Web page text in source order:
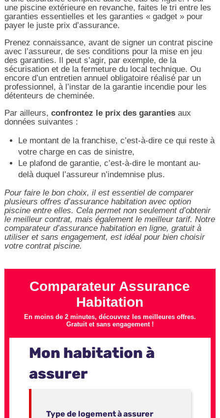
une piscine extérieure en revanche, faites le tri entre les
garanties essentielles et les garanties « gadget » pour
payer le juste prix d’assurance.
Prenez connaissance, avant de signer un contrat piscine
avec l’assureur, de ses conditions pour la mise en jeu
des garanties. Il peut s’agir, par exemple, de la
sécurisation et de la fermeture du local technique. Ou
encore d’un entretien annuel obligatoire réalisé par un
professionnel, à l’instar de la garantie incendie pour les
détenteurs de cheminée.
Par ailleurs, confrontez le prix des garantiesaux
données suivantes :
Le montant de la franchise, c’est-à-dire ce qui reste à
votre charge en cas de sinistre,
Le plafond de garantie, c’est-à-dire le montant au-
delà duquel l’assureur n’indemnise plus.
Pour faire le bon choix, il est essentiel de comparer
plusieurs offres d’assurance habitation avec option
piscine entre elles. Cela permet non seulement d’obtenir
le meilleur contrat, mais également le meilleur tarif. Notre
comparateur d’assurance habitation en ligne, gratuit à
utiliser et sans engagement, est idéal pour bien choisir
votre contrat piscine.
Comparateur Assurance
Habitation
En moins de 2 minutes, découvrez les meilleures offres.
Gratuit et sans engagement !